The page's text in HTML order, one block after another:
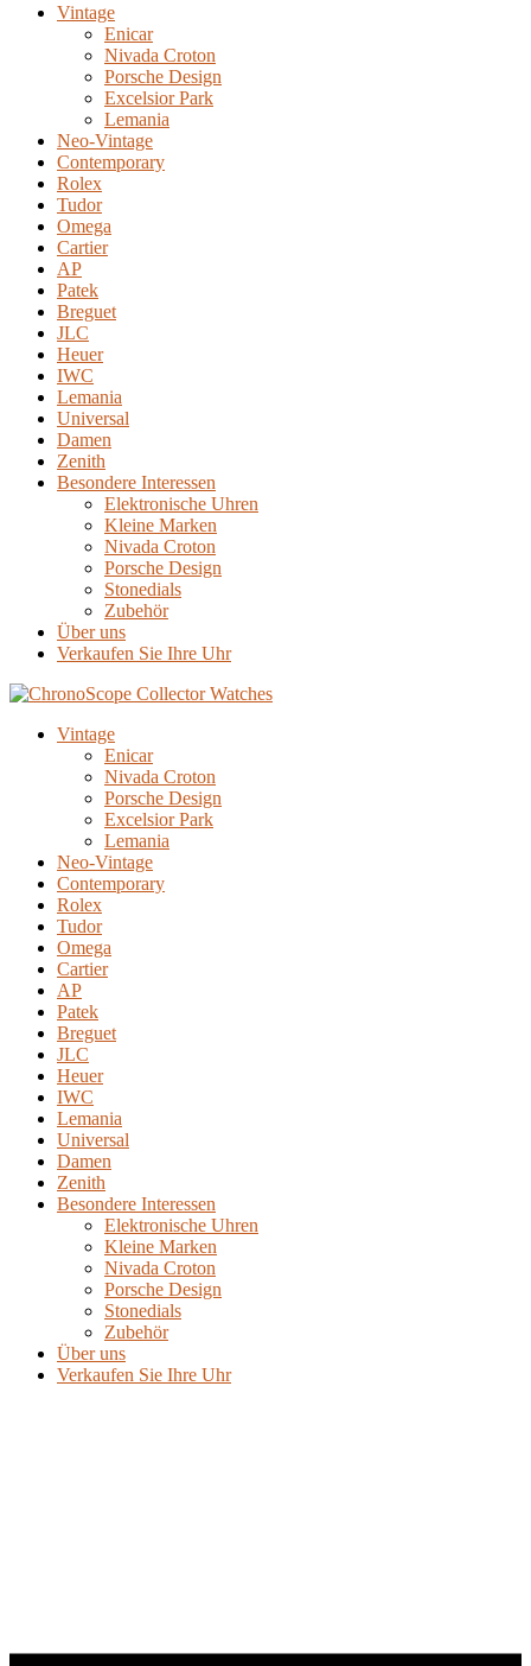
Vintage
Enicar
Nivada Croton
Porsche Design
Excelsior Park
Lemania
Neo-Vintage
Contemporary
Rolex
Tudor
Omega
Cartier
AP
Patek
Breguet
JLC
Heuer
IWC
Lemania
Universal
Damen
Zenith
Besondere Interessen
Elektronische Uhren
Kleine Marken
Nivada Croton
Porsche Design
Stonedials
Zubehör
Über uns
Verkaufen Sie Ihre Uhr
Vintage
Enicar
Nivada Croton
Porsche Design
Excelsior Park
Lemania
Neo-Vintage
Contemporary
Rolex
Tudor
Omega
Cartier
AP
Patek
Breguet
JLC
Heuer
IWC
Lemania
Universal
Damen
Zenith
Besondere Interessen
Elektronische Uhren
Kleine Marken
Nivada Croton
Porsche Design
Stonedials
Zubehör
Über uns
Verkaufen Sie Ihre Uhr